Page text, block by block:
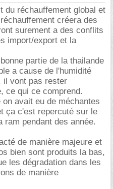
du réchauffement global et
créera des
surement a des conflits
import/export et la
partie de la thailande
a cause de l'humidité
il vont pas rester
ce qui ce comprend.
avait eu de méchantes
ça c'est repercuté sur le
ram pendant des année.
de manière majeure et
bien sont produits la bas,
les dégradation dans les
de manière